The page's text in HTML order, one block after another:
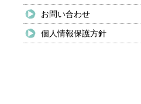
お問い合わせ
個人情報保護方針